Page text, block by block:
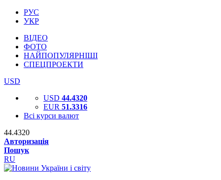
РУС
УКР
ВІДЕО
ФОТО
НАЙПОПУЛЯРНІШІ
СПЕЦПРОЕКТИ
USD
USD 44.4320
EUR 51.3316
Всі курси валют
44.4320
Авторизація
Пошук
RU